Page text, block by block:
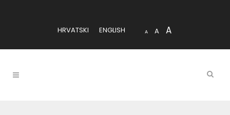
HRVATSKI ENGLISH A A A